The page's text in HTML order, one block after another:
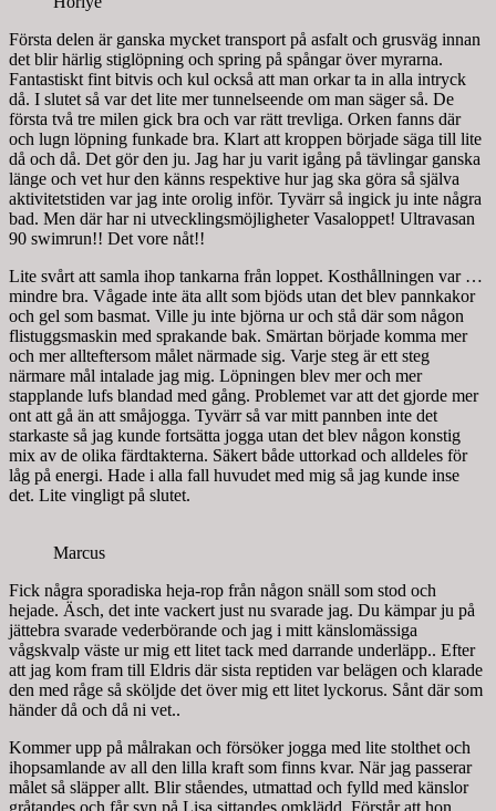
Första delen är ganska mycket transport på asfalt och grusväg innan
det blir härlig stiglöpning och spring på spångar över myrarna.
Fantastiskt fint bitvis och kul också att man orkar ta in alla intryck
då. I slutet så var det lite mer tunnelseende om man säger så. De
första två tre milen gick bra och var rätt trevliga. Orken fanns där
och lugn löpning funkade bra. Klart att kroppen började säga till lite
då och då. Det gör den ju. Jag har ju varit igång på tävlingar ganska
länge och vet hur den känns respektive hur jag ska göra så själva
aktivitetstiden var jag inte orolig inför. Tyvärr så ingick ju inte några
bad. Men där har ni utvecklingsmöjligheter Vasaloppet! Ultravasan
90 swimrun!! Det vore nåt!!
Lite svårt att samla ihop tankarna från loppet. Kosthållningen var …
mindre bra. Vågade inte äta allt som bjöds utan det blev pannkakor
och gel som basmat. Ville ju inte björna ur och stå där som någon
flistuggsmaskin med sprakande bak. Smärtan började komma mer
och mer allteftersom målet närmade sig. Varje steg är ett steg
närmare mål intalade jag mig. Löpningen blev mer och mer
stapplande lufs blandad med gång. Problemet var att det gjorde mer
ont att gå än att småjogga. Tyvärr så var mitt pannben inte det
starkaste så jag kunde fortsätta jogga utan det blev någon konstig
mix av de olika färdtakterna. Säkert både uttorkad och alldeles för
låg på energi. Hade i alla fall huvudet med mig så jag kunde inse
det. Lite vingligt på slutet.
Marcus
Fick några sporadiska heja-rop från någon snäll som stod och
hejade. Äsch, det inte vackert just nu svarade jag. Du kämpar ju på
jättebra svarade vederbörande och jag i mitt känslomässiga
vågskvalp väste ur mig ett litet tack med darrande underläpp.. Efter
att jag kom fram till Eldris där sista reptiden var belägen och klarade
den med råge så sköljde det över mig ett litet lyckorus. Sånt där som
händer då och då ni vet..
Kommer upp på målrakan och försöker jogga med lite stolthet och
ihopsamlande av all den lilla kraft som finns kvar. När jag passerar
målet så släpper allt. Blir ståendes, utmattad och fylld med känslor
gråtandes och får syn på Lisa sittandes omklädd. Förstår att hon